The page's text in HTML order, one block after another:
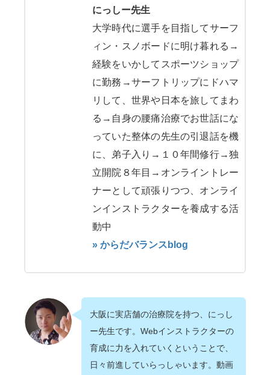
にっしー先生
大学時代に選手を目指してサーフ
ィン・スノボードに明け暮れる→
経験をいかしてスポーツショップ
に勤務→サーフトリップにドハマ
リして、世界や日本を旅してまわ
る→自身の腰痛治療でお世話にな
っていた整体の先生の引退話を機
に、弟子入り→１０年間修行→独
立開院８年目→オンライントレー
ナーとして頑張りつつ、オンライ
ンインストラクターを養成する活
動中
» からだバランスblog
大阪に実店舗の治療院を持つ、にっし
ー先生です。Webインストラクターの
育成に力を入れていくということで、
日々前進していらっしゃいます。動画